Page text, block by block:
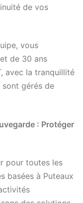
de vos
vous
de 30 ans
avec la tranquillité
sont gérés de
: Protéger
pour toutes les
basées à Puteaux